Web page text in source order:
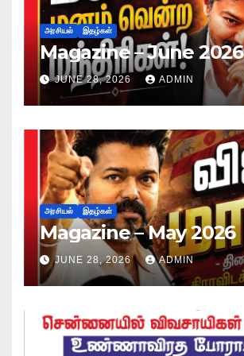
அரசியல் இதழ்கள்
Magazine – June 2026
JUNE 28, 2026 ADMIN
அரசியல் இதழ்கள்
Magazine – May 2026
JUNE 28, 2026 ADMIN